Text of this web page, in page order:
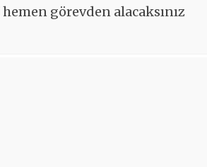
görevden alacaksınız